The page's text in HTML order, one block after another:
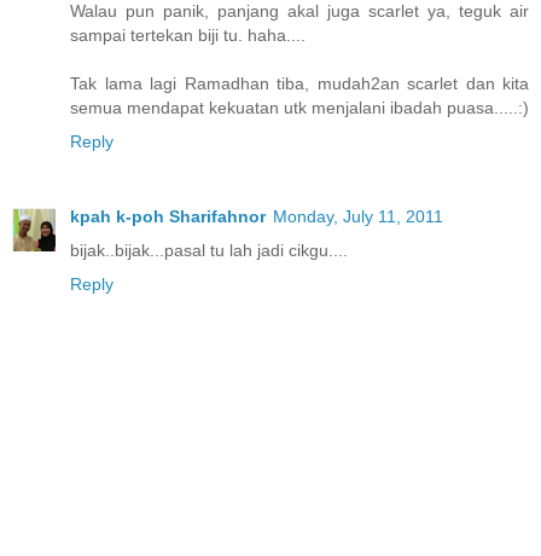
Walau pun panik, panjang akal juga scarlet ya, teguk air
sampai tertekan biji tu. haha....
Tak lama lagi Ramadhan tiba, mudah2an scarlet dan kita
semua mendapat kekuatan utk menjalani ibadah puasa.....:)
Reply
kpah k-poh Sharifahnor Monday, July 11, 2011
bijak..bijak...pasal tu lah jadi cikgu....
Reply